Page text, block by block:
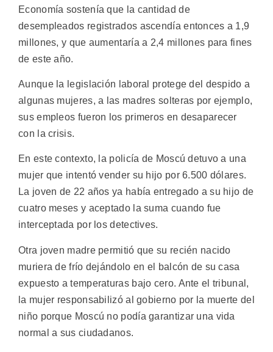
Economía sostenía que la cantidad de
desempleados registrados ascendía entonces a 1,9
millones, y que aumentaría a 2,4 millones para fines
de este año.
Aunque la legislación laboral protege del despido a
algunas mujeres, a las madres solteras por ejemplo,
sus empleos fueron los primeros en desaparecer
con la crisis.
En este contexto, la policía de Moscú detuvo a una
mujer que intentó vender su hijo por 6.500 dólares.
La joven de 22 años ya había entregado a su hijo de
cuatro meses y aceptado la suma cuando fue
interceptada por los detectives.
Otra joven madre permitió que su recién nacido
muriera de frío dejándolo en el balcón de su casa
expuesto a temperaturas bajo cero. Ante el tribunal,
la mujer responsabilizó al gobierno por la muerte del
niño porque Moscú no podía garantizar una vida
normal a sus ciudadanos.